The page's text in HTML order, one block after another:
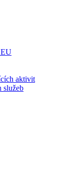
aktivit
služeb